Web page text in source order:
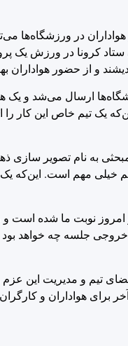
در ورزشگاه‌ها
کرونا در ورزش یک
و از حضور هواداران
ارسال می‌شد و یک
یک تیم خاص این کار را
به نام تصویر سازی
خیلی مهم است. این‌که یک
امروز نوبت ما شده است و
جلسه چه خواهد بود
تیم و مدیریت این عزم و
هواداران و کارگران